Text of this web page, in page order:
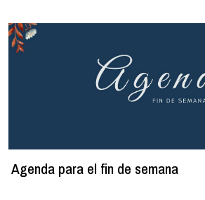
Agenda para el fin de semana